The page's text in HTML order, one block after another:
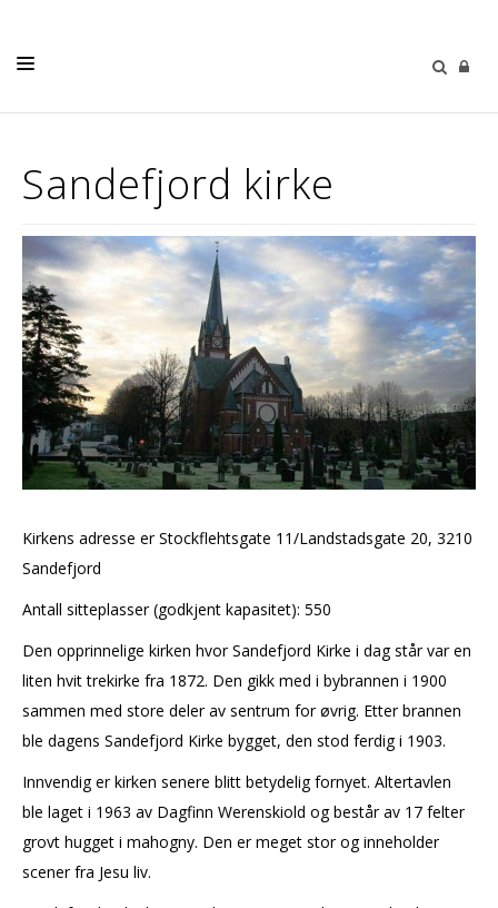
KONFIRMASJON
GRAVFERD
KIRKENE VÅRE
OM OSS
MISK
KIRKEKINOEN
Sandefjord kirke
Kirkens adresse er Stockflehtsgate 11/Landstadsgate 20, 3210
Sandefjord
Antall sitteplasser (godkjent kapasitet): 550
Den opprinnelige kirken hvor Sandefjord Kirke i dag står var en
liten hvit trekirke fra 1872. Den gikk med i bybrannen i 1900
sammen med store deler av sentrum for øvrig. Etter brannen
ble dagens Sandefjord Kirke bygget, den stod ferdig i 1903.
Innvendig er kirken senere blitt betydelig fornyet. Altertavlen
ble laget i 1963 av Dagfinn Werenskiold og består av 17 felter
grovt hugget i mahogny. Den er meget stor og inneholder
scener fra Jesu liv.